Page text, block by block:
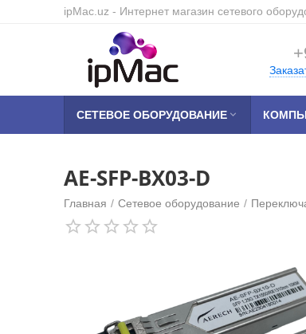
ipMac.uz - Интернет магазин сетевого
СЕТЕВОЕ ОБОРУДОВАНИЕ 
AE-SFP-BX03-D
Главная / Сетевое оборудование /